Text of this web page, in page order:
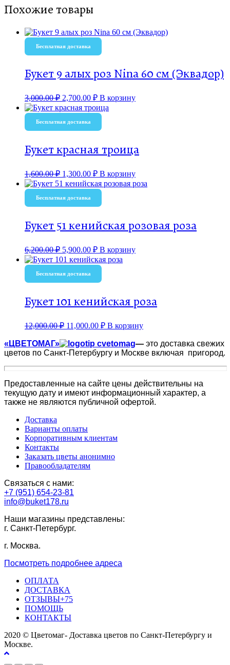
Похожие товары
Бесплатная доставка
Букет 9 алых роз Nina 60 см (Эквадор)
3,000.00₽ 2,700.00 ₽ В корзину
Бесплатная доставка
Букет красная троица
1,600.00₽ 1,300.00 ₽ В корзину
Бесплатная доставка
Букет 51 кенийская розовая роза
6,200.00₽ 5,900.00 ₽ В корзину
Бесплатная доставка
Букет 101 кенийская роза
12,000.00₽ 11,000.00 ₽ В корзину
«ЦВЕТОМАГ» — это доставка свежих
цветов по Санкт-Петербургу и Москве включая пригород.
Предоставленные на сайте цены действительны на
текущую дату и имеют информационный характер, а
также не являются публичной офертой.
Доставка
Варианты оплаты
Корпоративным клиентам
Контакты
Заказать цветы анонимно
Правообладателям
Связаться с нами:
+7 (951) 654-23-81
info@buket178.ru
Наши магазины представлены:
г. Санкт-Петербург.
г. Москва.
Посмотреть подробнее адреса
ОПЛАТА
ДОСТАВКА
ОТЗЫВЫ+75
ПОМОЩЬ
КОНТАКТЫ
2020 © Цветомаг- Доставка цветов по Санкт-Петербургу и
Москве.